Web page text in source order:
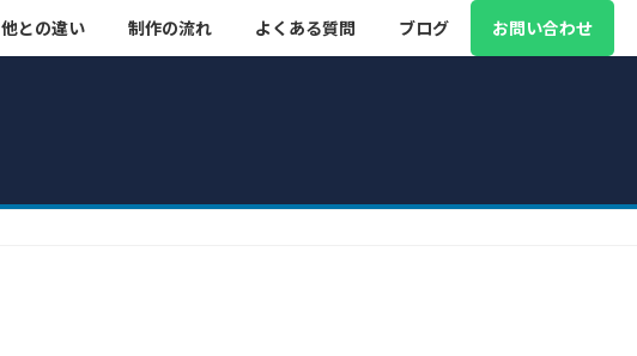
他との違い 制作の流れ よくある質問 ブログ お問い合わせ